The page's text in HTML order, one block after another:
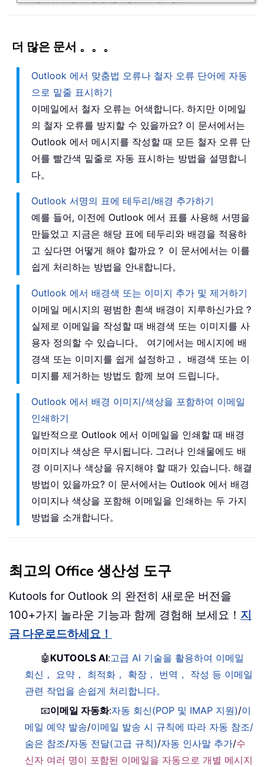
더 많은 문서 。。。
Outlook 에서 맞춤법 오류나 철자 오류 단어에 자동
으로 밑줄 표시하기
이메일에서 철자 오류는 어색합니다. 하지만 이메일
의 철자 오류를 방지할 수 있을까요? 이 문서에서는
Outlook 에서 메시지를 작성할 때 모든 철자 오류 단
어를 빨간색 밑줄로 자동 표시하는 방법을 설명합니
다。
Outlook 서명의 표에 테두리/배경 추가하기
예를 들어, 이전에 Outlook 에서 표를 사용해 서명을
만들었고 지금은 해당 표에 테두리와 배경을 적용하
고 싶다면 어떻게 해야 할까요？ 이 문서에서는 이를
쉽게 처리하는 방법을 안내합니다。
Outlook 에서 배경색 또는 이미지 추가 및 제거하기
이메일 메시지의 평범한 흰색 배경이 지루하신가요？
실제로 이메일을 작성할 때 배경색 또는 이미지를 사
용자 정의할 수 있습니다。 여기에서는 메시지에 배
경색 또는 이미지를 쉽게 설정하고， 배경색 또는 이
미지를 제거하는 방법도 함께 보여 드립니다。
Outlook 에서 배경 이미지/색상을 포함하여 이메일
인쇄하기
일반적으로 Outlook 에서 이메일을 인쇄할 때 배경
이미지나 색상은 무시됩니다. 그러나 인쇄물에도 배
경 이미지나 색상을 유지해야 할 때가 있습니다. 해결
방법이 있을까요? 이 문서에서는 Outlook 에서 배경
이미지나 색상을 포함해 이메일을 인쇄하는 두 가지
방법을 소개합니다。
최고의 Office 생산성 도구
Kutools for Outlook 의 완전히 새로운 버전을
100+가지 놀라운 기능과 함께 경험해 보세요！ 지
금 다운로드하세요！
🤖 KUTOOLS AI:고급 AI 기술을 활용하여 이메일
회신， 요약， 최적화， 확장， 번역， 작성 등 이메일
관련 작업을 손쉽게 처리합니다。
📧이메일 자동화:자동 회신(POP 및 IMAP 지원)/이
메일 예약 발송/이메일 발송 시 규칙에 따라 자동 참조/
숨은 참조/자동 전달(고급 규칙)/자동 인사말 추가/수
신자 여러 명이 포함된 이메일을 자동으로 개별 메시지